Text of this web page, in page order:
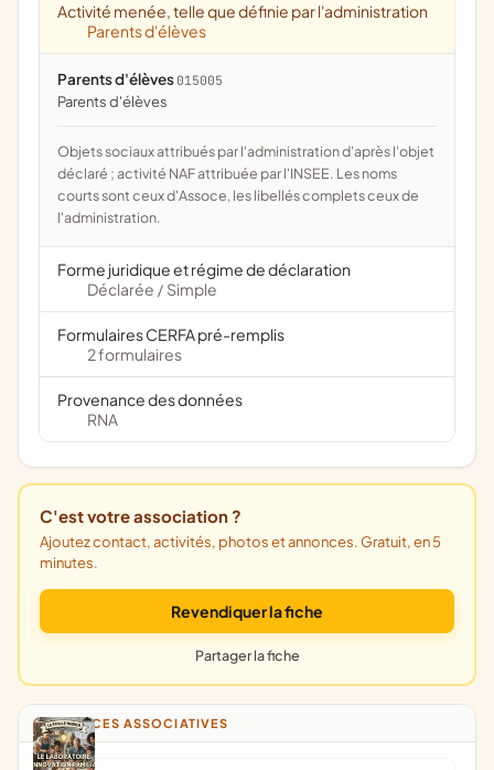
Activité menée, telle que définie par l'administration
Parents d'élèves
Parents d'élèves 015005
parents d'élèves
Objets sociaux attribués par l'administration d'après l'objet
déclaré ; activité NAF attribuée par l'INSEE. Les noms
courts sont ceux d'Assoce, les libellés complets ceux de
l'administration.
Forme juridique et régime de déclaration
Déclarée / Simple
Formulaires CERFA pré-remplis
2 formulaires
Provenance des données
RNA
C'est votre association ?
Ajoutez contact, activités, photos et annonces. Gratuit, en 5
minutes.
Revendiquer la fiche
Partager la fiche
ANNONCES ASSOCIATIVES